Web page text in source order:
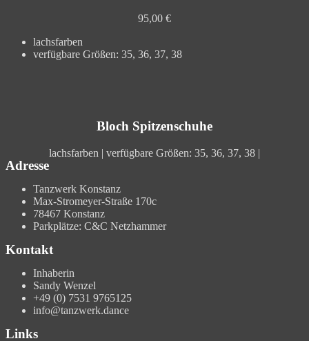
95,00 €
lachsfarben
verfügbare Größen: 35, 36, 37, 38
Bloch Spitzenschuhe
lachsfarben | verfügbare Größen: 35, 36, 37, 38 |
Adresse
Tanzwerk Konstanz
Max-Stromeyer-Straße 170c
78467 Konstanz
Parkplätze: C&C Netzhammer
Kontakt
Inhaberin
Sandy Wenzel
+49 (0) 7531 9765125
info@tanzwerk.dance
Links